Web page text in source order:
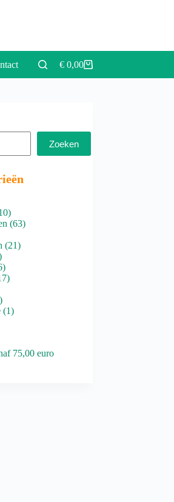
Winkelwagen
€0,00
Zoeken
10
producten
6363
2121
56
producten
417
2
11
75,00 euro